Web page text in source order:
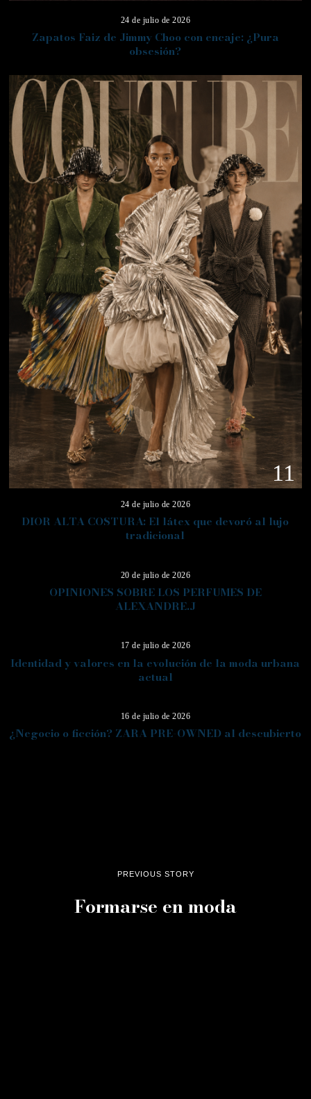
24 de julio de 2026
Zapatos Faiz de Jimmy Choo con encaje: ¿Pura
obsesión?
11
24 de julio de 2026
DIOR ALTA COSTURA: El látex que devoró al lujo
tradicional
20 de julio de 2026
OPINIONES SOBRE LOS PERFUMES DE
ALEXANDRE.J
17 de julio de 2026
Identidad y valores en la evolución de la moda urbana
actual
16 de julio de 2026
¿Negocio o ficción? ZARA PRE-OWNED al descubierto
PREVIOUS STORY
Formarse en moda